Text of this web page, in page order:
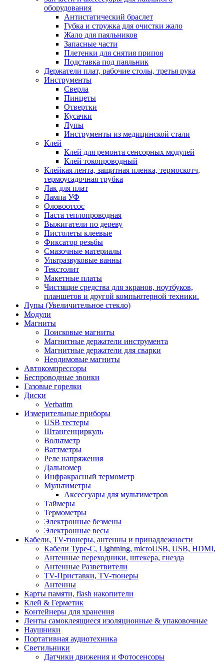
оборудования
Антистатический браслет
Губка и стружка для очистки жало
Жало для паяльников
Запасные части
Плетенки для снятия припоя
Подставка под паяльник
Держатели плат, рабочие столы, третья рука
Инструменты
Сверла
Пинцеты
Отвертки
Кусачки
Лупы
Инструменты из медицинской стали
Клей
Клей для ремонта сенсорных модулей
Клей токопроводный
Клейкая лента, защитная пленка, термоскотч,
термоусадочная трубка
Лак для плат
Лампа УФ
Оловоотсос
Паста теплопроводная
Выжигатели по дереву
Пистолеты клеевые
Фиксатор резьбы
Смазочные материалы
Ультразвуковые ванны
Текстолит
Макетные платы
Чистящие средства для экранов, ноутбуков,
планшетов и другой компьютерной техники.
Лупы (Увеличительное стекло)
Модули
Магниты
Поисковые магниты
Магнитные держатели инструмента
Магнитные держатели для сварки
Неодимовые магниты
Автокомпрессоры
Беспроводные звонки
Газовые горелки
Диски
Verbatim
Измерительные приборы
USB тестеры
Штангенциркуль
Вольтметр
Ваттметры
Реле напряжения
Дальномер
Инфракрасный термометр
Мультиметры
Аксессуары для мультиметров
Таймеры
Термометры
Электронные безмены
Электронные весы
Кабели, TV-тюнеры, антенны и принадлежности
Кабели Type-C, Lightning, microUSB, USB, HDMI,
Антенные переходники, штекера, гнезда
Антенные Разветвители
TV-Приставки, TV-тюнеры
Антенны
Карты памяти, flash накопители
Клей & Герметик
Контейнеры для хранения
Ленты самоклеящиеся изоляционные & упаковочные
Наушники
Портативная аудиотехника
Светильники
Датчики движения и Фотосенсоры